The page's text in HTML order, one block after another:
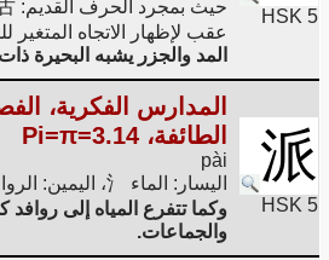
HSK 5
عقب لإظهار الاتجاه المتغير
المد والجزر يشبه البحيرة
派
HSK 5
المدارس الفكرية،
الطائفة، Pi=π=3.14
pài
اليسار: الماء 氵، اليمين: الروافد (المياه المتفرعة 水)
وكما تتفرع المياه إلى
والجماعات.